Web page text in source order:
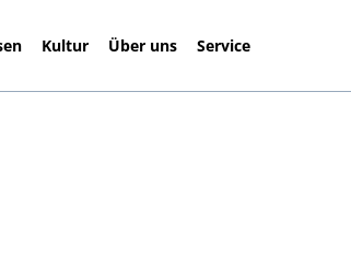
Kultur Über uns Service